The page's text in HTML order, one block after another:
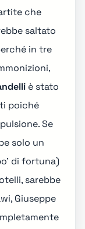
che
saltato
in tre
è stato
poiché
Se
solo un
di fortuna)
sarebbe
Giuseppe